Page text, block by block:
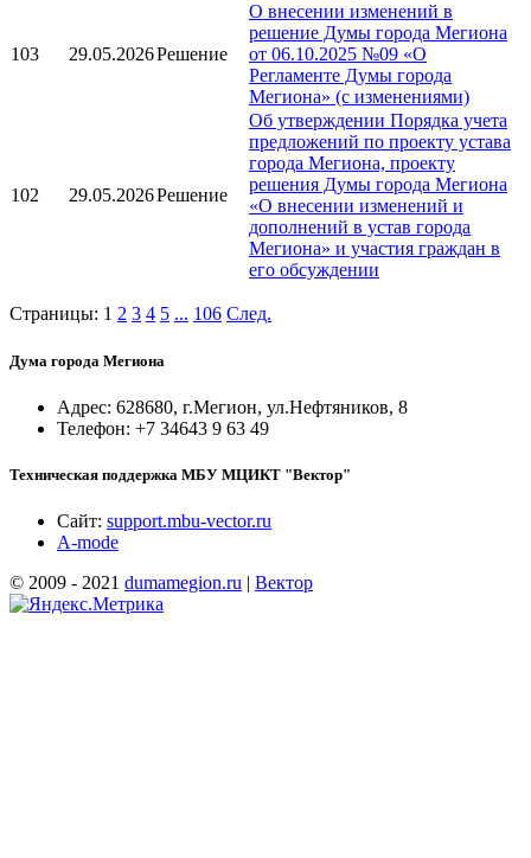
103 29.05.2026Решение
О внесении изменений в
решение Думы города Мегиона
от 06.10.2025 №09 «О
Регламенте Думы города
Мегиона» (с изменениями)
102 29.05.2026Решение
Об утверждении Порядка учета
предложений по проекту устава
города Мегиона, проекту
решения Думы города Мегиона
«О внесении изменений и
дополнений в устав города
Мегиона» и участия граждан в
его обсуждении
Страницы: 1 2 3 4 5 ... 106 След.
Дума города Мегиона
Адрес: 628680, г.Мегион, ул.Нефтяников, 8
Телефон: +7 34643 9 63 49
Техническая поддержка МБУ МЦИКТ "Вектор"
Сайт: support.mbu-vector.ru
A-mode
© 2009 - 2021 dumamegion.ru | Вектор